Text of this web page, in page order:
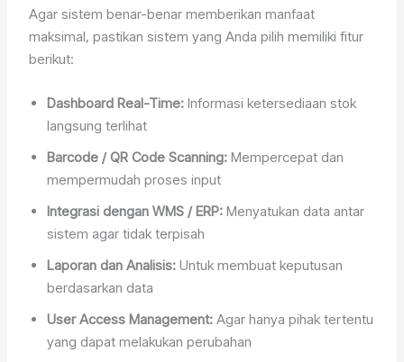
Agar sistem benar-benar memberikan manfaat
maksimal, pastikan sistem yang Anda pilih memiliki fitur
berikut:
Dashboard Real-Time: Informasi ketersediaan stok
langsung terlihat
Barcode / QR Code Scanning: Mempercepat dan
mempermudah proses input
Integrasi dengan WMS / ERP: Menyatukan data antar
sistem agar tidak terpisah
Laporan dan Analisis: Untuk membuat keputusan
berdasarkan data
User Access Management: Agar hanya pihak tertentu
yang dapat melakukan perubahan